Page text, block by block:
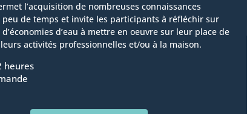
l’acquisition de nombreuses connaissances
de temps et invite les participants à réfléchir sur
d’eau à mettre en oeuvre sur leur place de
activités professionnelles et/ou à la maison.
heures